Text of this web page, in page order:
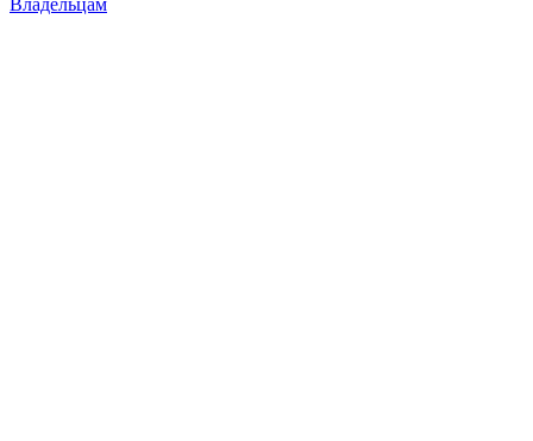
Владельцам